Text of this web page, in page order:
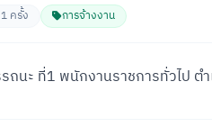
ครั้ง การจ้างงาน
นะ ที่1 พนักงานราชการทั่วไป ต